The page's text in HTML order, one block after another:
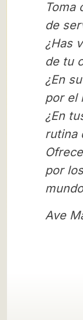
Toma
de
¿Has
de tu
¿En
por el
¿En
rutina
por
Ave